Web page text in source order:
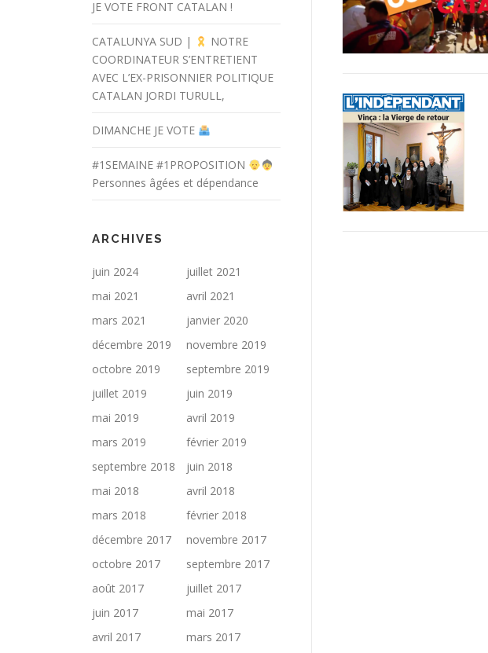
JE VOTE FRONT CATALAN !
CATALUNYA SUD |
NOTRE
COORDINATEUR S’ENTRETIENT
AVEC L’EX-PRISONNIER POLITIQUE
CATALAN JORDI TURULL,
DIMANCHE JE VOTE
#1SEMAINE #1PROPOSITION
Personnes âgées et dépendance
ARCHIVES
juin 2024
juillet 2021
mai 2021
avril 2021
mars 2021
janvier 2020
décembre 2019
novembre 2019
octobre 2019
septembre 2019
juillet 2019
juin 2019
mai 2019
avril 2019
mars 2019
février 2019
septembre 2018
juin 2018
mai 2018
avril 2018
mars 2018
février 2018
décembre 2017
novembre 2017
octobre 2017
septembre 2017
août 2017
juillet 2017
juin 2017
mai 2017
avril 2017
mars 2017